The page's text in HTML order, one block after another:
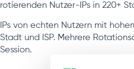
rotierenden Nutzer-IPs in 220+
IPs von echten Nutzern mit
Stadt und ISP. Mehrere
Session.